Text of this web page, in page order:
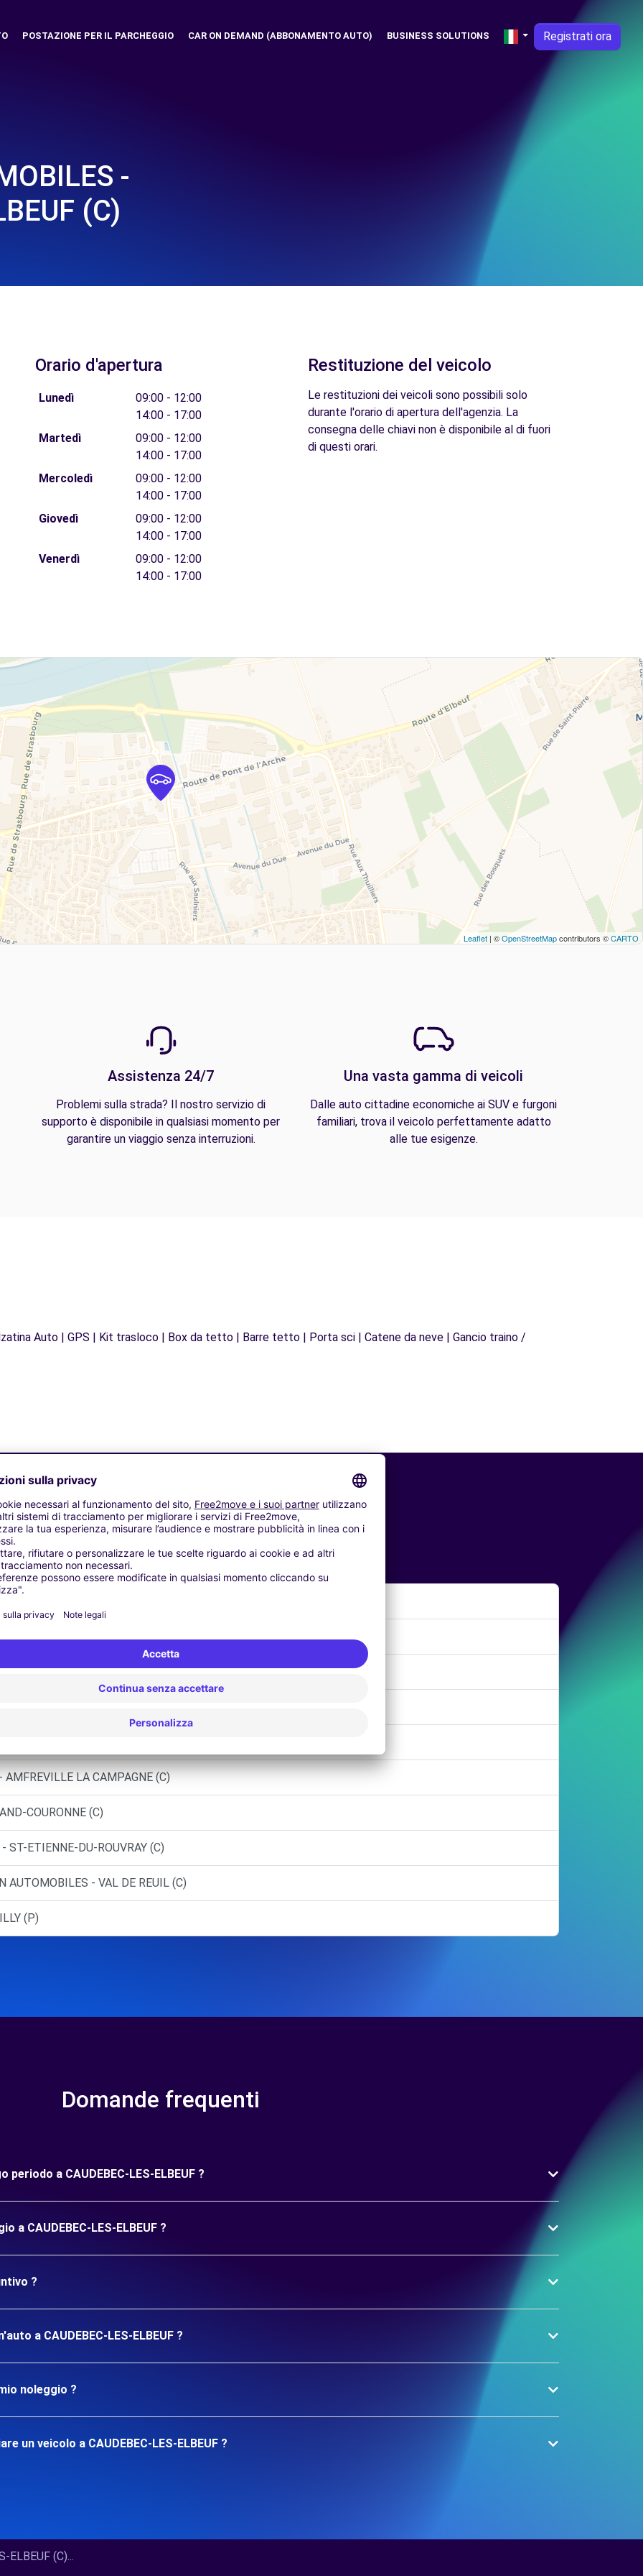
POSTAZIONE PER IL PARCHEGGIO CAR ON DEMAND (ABBONAMENTO AUTO) BUSINESS SOLUTIONS Registrati ora
-
(C)
Orario d'apertura
Lunedì
09:00 - 12:00
14:00 - 17:00
Martedì
09:00 - 12:00
14:00 - 17:00
Mercoledì
09:00 - 12:00
14:00 - 17:00
Giovedì
09:00 - 12:00
14:00 - 17:00
Venerdì
09:00 - 12:00
14:00 - 17:00
Restituzione del veicolo
Le restituzioni dei veicoli sono possibili solo
durante l'orario di apertura dell'agenzia. La
consegna delle chiavi non è disponibile al di fuori
di questi orari.
Leaflet | ©OpenStreetMapcontributors ©CARTO
Assistenza 24/7
Problemi sulla strada? Il nostro servizio di
supporto è disponibile in qualsiasi momento per
garantire un viaggio senza interruzioni.
Una vasta gamma di veicoli
Dalle auto cittadine economiche ai SUV e furgoni
familiari, trova il veicolo perfettamente adatto
alle tue esigenze.
Auto | GPS | Kit trasloco | Box da tetto | Barre tetto | Porta sci | Catene da neve | Gancio traino /
Agenzie simili
- ELBEUF (P)
- LOUVIERS (P)
LA CAMPAGNE (C)
COURONNE (C)
ST-ETIENNE-DU-ROUVRAY (C)
- VAL DE REUIL (C)
(P)
Domande frequenti
a CAUDEBEC-LES-ELBEUF ?
a CAUDEBEC-LES-ELBEUF ?
?
a CAUDEBEC-LES-ELBEUF ?
noleggio ?
un veicolo a CAUDEBEC-LES-ELBEUF ?
ELBEUF (C)...